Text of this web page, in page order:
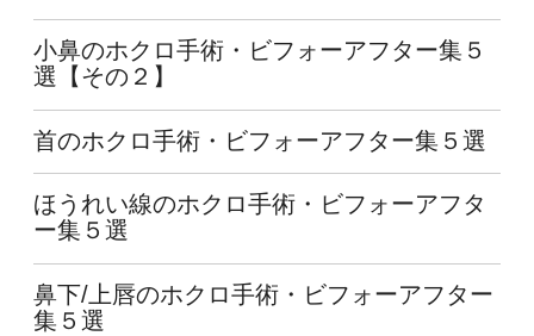
小鼻のホクロ手術・ビフォーアフター集５
選【その２】
首のホクロ手術・ビフォーアフター集５選
ほうれい線のホクロ手術・ビフォーアフタ
ー集５選
鼻下/上唇のホクロ手術・ビフォーアフター
集５選